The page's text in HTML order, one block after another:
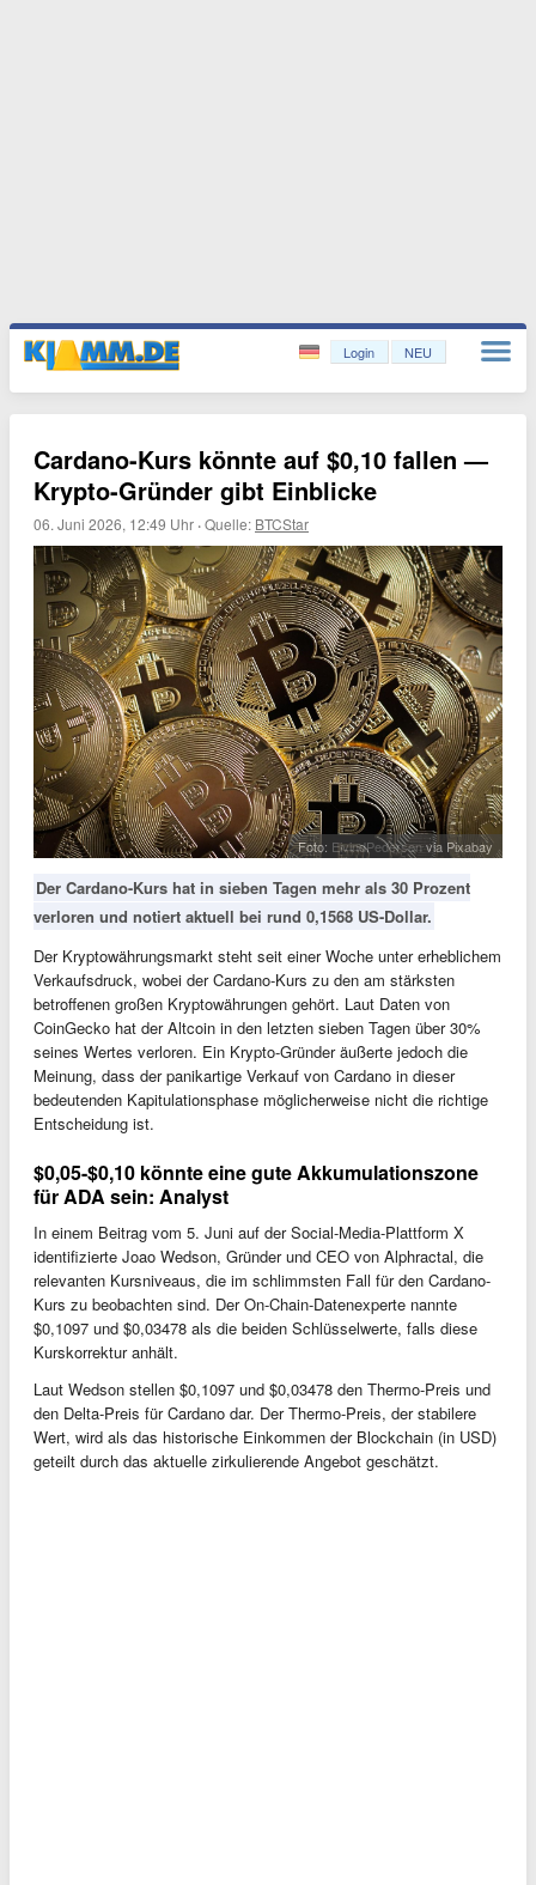
Login NEU
Cardano-Kurs könnte auf $0,10 fallen —
Krypto-Gründer gibt Einblicke
06. Juni 2026, 12:49 Uhr ·Quelle: BTCStar
Foto: EivindPedersenvia Pixabay
Der Cardano-Kurs hat in sieben Tagen mehr als 30 Prozent
verloren und notiert aktuell bei rund 0,1568 US-Dollar.
Der Kryptowährungsmarkt steht seit einer Woche unter erheblichem
Verkaufsdruck, wobei der Cardano-Kurs zu den am stärksten
betroffenen großen Kryptowährungen gehört. Laut Daten von
CoinGecko hat der Altcoin in den letzten sieben Tagen über 30%
seines Wertes verloren. Ein Krypto-Gründer äußerte jedoch die
Meinung, dass der panikartige Verkauf von Cardano in dieser
bedeutenden Kapitulationsphase möglicherweise nicht die richtige
Entscheidung ist.
$0,05-$0,10 könnte eine gute Akkumulationszone
für ADA sein: Analyst
In einem Beitrag vom 5. Juni auf der Social-Media-Plattform X
identifizierte Joao Wedson, Gründer und CEO von Alphractal, die
relevanten Kursniveaus, die im schlimmsten Fall für den Cardano-
Kurs zu beobachten sind. Der On-Chain-Datenexperte nannte
$0,1097 und $0,03478 als die beiden Schlüsselwerte, falls diese
Kurskorrektur anhält.
Laut Wedson stellen $0,1097 und $0,03478 den Thermo-Preis und
den Delta-Preis für Cardano dar. Der Thermo-Preis, der stabilere
Wert, wird als das historische Einkommen der Blockchain (in USD)
geteilt durch das aktuelle zirkulierende Angebot geschätzt.